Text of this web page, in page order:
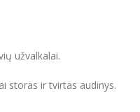
užvalkalai.
storas ir tvirtas audinys.